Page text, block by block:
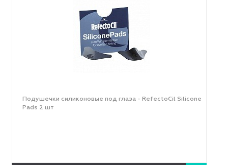
Подушечки силиконовые под глаза - RefectoCil Silicone
Pads 2 шт